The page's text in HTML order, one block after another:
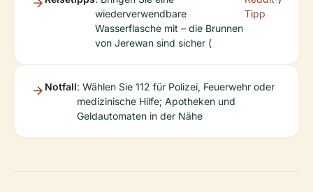
wiederverwendbare
Wasserflasche mit – die Brunnen
von Jerewan sind sicher (
Tipp
Notfall: Wählen Sie 112 für Polizei, Feuerwehr oder
medizinische Hilfe; Apotheken und
Geldautomaten in der Nähe